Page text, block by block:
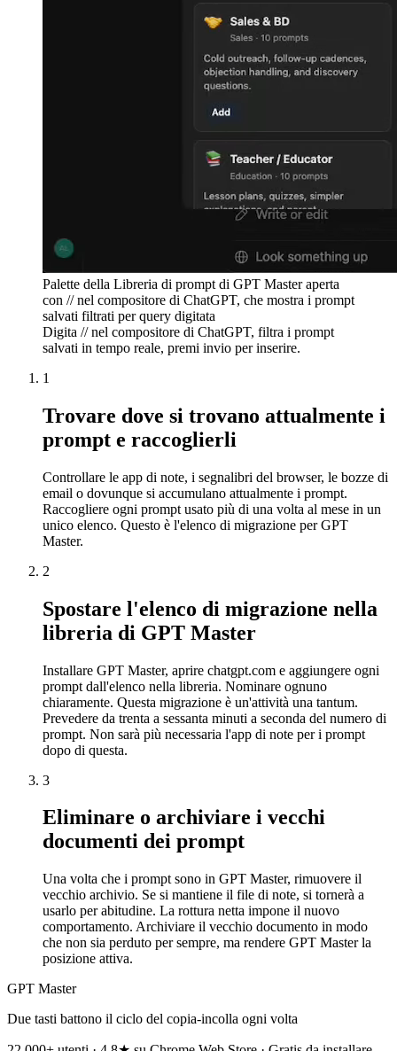
Palette della Libreria di prompt di GPT Master aperta
con // nel compositore di ChatGPT, che mostra i prompt
salvati filtrati per query digitata
Digita // nel compositore di ChatGPT, filtra i prompt
salvati in tempo reale, premi invio per inserire.
1
Trovare dove si trovano attualmente i
prompt e raccoglierli
Controllare le app di note, i segnalibri del browser, le bozze di
email o dovunque si accumulano attualmente i prompt.
Raccogliere ogni prompt usato più di una volta al mese in un
unico elenco. Questo è l'elenco di migrazione per GPT
Master.
2
Spostare l'elenco di migrazione nella
libreria di GPT Master
Installare GPT Master, aprire chatgpt.com e aggiungere ogni
prompt dall'elenco nella libreria. Nominare ognuno
chiaramente. Questa migrazione è un'attività una tantum.
Prevedere da trenta a sessanta minuti a seconda del numero di
prompt. Non sarà più necessaria l'app di note per i prompt
dopo di questa.
3
Eliminare o archiviare i vecchi
documenti dei prompt
Una volta che i prompt sono in GPT Master, rimuovere il
vecchio archivio. Se si mantiene il file di note, si tornerà a
usarlo per abitudine. La rottura netta impone il nuovo
comportamento. Archiviare il vecchio documento in modo
che non sia perduto per sempre, ma rendere GPT Master la
posizione attiva.
GPT Master
Due tasti battono il ciclo del copia-incolla ogni volta